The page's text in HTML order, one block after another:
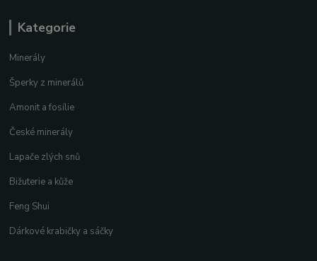
Kategorie
Minerály
Šperky z minerálů
Amonit a fosílie
České minerály
Lapače zlých snů
Bižuterie a kůže
Feng Shui
Dárkové krabičky a sáčky